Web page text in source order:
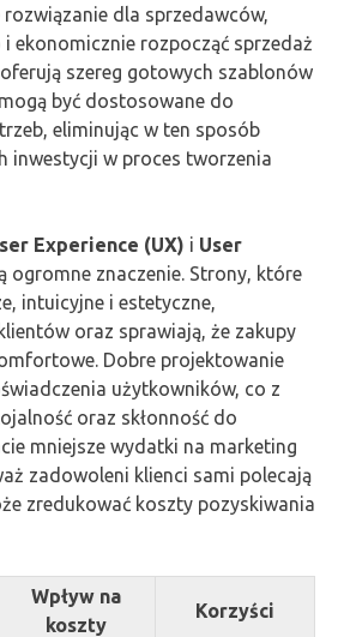
dla sprzedawców,
ekonomicznie rozpocząć sprzedaż
szereg gotowych szablonów
być dostosowane do
eliminując w ten sposób
inwestycji w proces tworzenia
Experience (UX) i User
ogromne znaczenie. Strony, które
intuicyjne i estetyczne,
oraz sprawiają, że zakupy
Dobre projektowanie
użytkowników, co z
oraz skłonność do
mniejsze wydatki na marketing
zadowoleni klienci sami polecają
zredukować koszty pozyskiwania
Wpływ na
koszty
Korzyści